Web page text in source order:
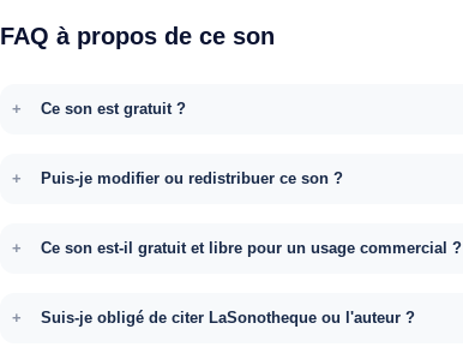
FAQ à propos de ce son
Ce son est gratuit ?
Puis-je modifier ou redistribuer ce son ?
Ce son est-il gratuit et libre pour un usage commercial ?
Suis-je obligé de citer LaSonotheque ou l'auteur ?